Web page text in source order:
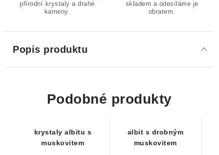
přírodní krystaly a drahé
kameny.
skladem a odesíláme je
obratem.
Popis produktu
Podobné produkty
krystaly albitu s
muskovitem
albit s drobným
muskovitem